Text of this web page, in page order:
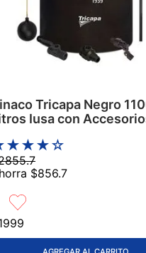
Tricapa Negro
Iusa con
★★★☆
.7
$856.7